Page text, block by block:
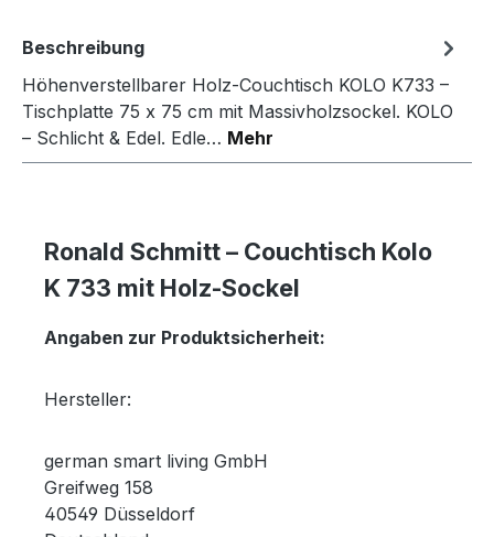
Beschreibung
Höhenverstellbarer Holz-Couchtisch KOLO K733 –
Tischplatte 75 x 75 cm mit Massivholzsockel. KOLO
– Schlicht & Edel. Edle… Mehr
Ronald Schmitt – Couchtisch Kolo
K 733 mit Holz-Sockel
Angaben zur Produktsicherheit:
Hersteller:
german smart living GmbH
Greifweg 158
40549 Düsseldorf